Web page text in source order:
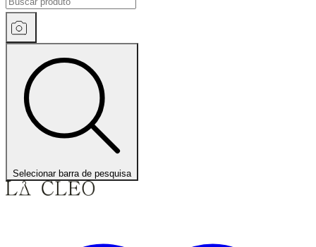
Selecionar barra de pesquisa